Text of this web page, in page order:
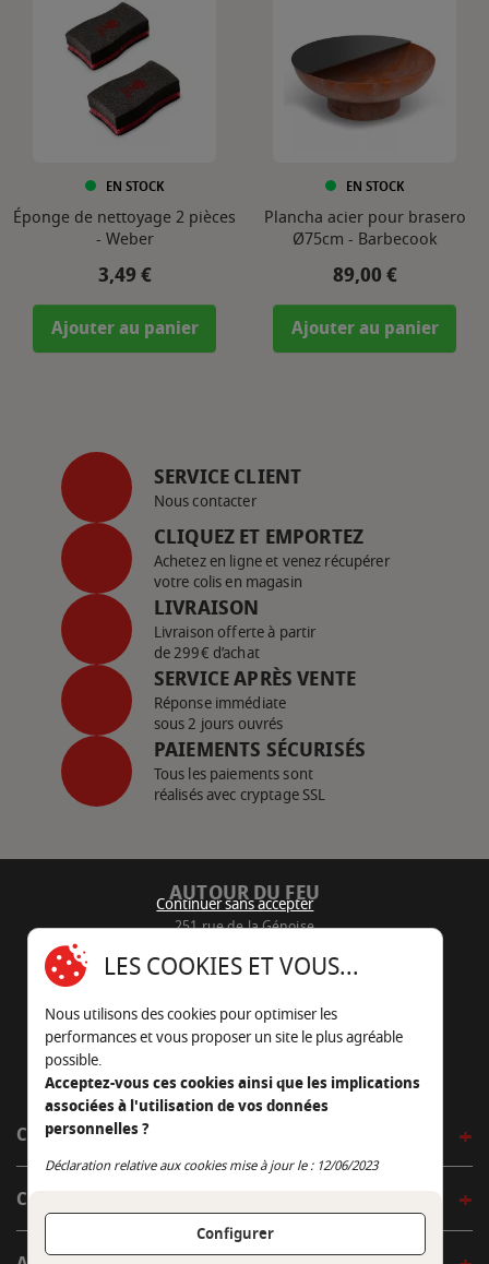
EN STOCK
Éponge de nettoyage 2 pièces
- Weber
Prix
3,49 €
Ajouter au panier
EN STOCK
Plancha acier pour brasero
Ø75cm - Barbecook
Prix
89,00 €
Ajouter au panier
SERVICE CLIENT
Nous contacter
CLIQUEZ ET EMPORTEZ
Achetez en ligne et venez récupérer
votre colis en magasin
LIVRAISON
Livraison offerte à partir
de 299€ d’achat
SERVICE APRÈS VENTE
Réponse immédiate
sous 2 jours ouvrés
PAIEMENTS SÉCURISÉS
Tous les paiements sont
réalisés avec cryptage SSL
AUTOUR DU FEU
251 rue de la Génoise
05 45 22 98 09
Nous envoyer un e-mail
CÔTÉ OUTDOOR
CÔTÉ INDOOR
Continuer sans accepter
LES COOKIES ET VOUS...
Nous utilisons des cookies pour optimiser les
performances et vous proposer un site le plus agréable
possible.
Acceptez-vous ces cookies ainsi que les implications
associées à l'utilisation de vos données
personnelles ?
Déclaration relative aux cookies mise à jour le : 12/06/2023
Configurer
Continuer sans accepter